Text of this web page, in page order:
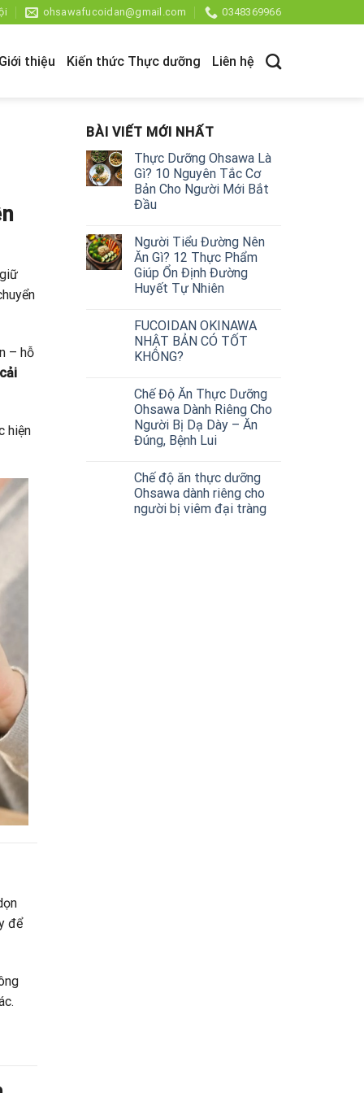
ohsawafucoidan@gmail.com 0348369966
thiệu Kiến thức Thực dưỡng Liên hệ
– hỗ
hiện
để
BÀI VIẾT MỚI NHẤT
Thực Dưỡng Ohsawa Là
Gì? 10 Nguyên Tắc Cơ
Bản Cho Người Mới Bắt
Đầu
Người Tiểu Đường Nên
Ăn Gì? 12 Thực Phẩm
Giúp Ổn Định Đường
Huyết Tự Nhiên
FUCOIDAN OKINAWA
NHẬT BẢN CÓ TỐT
KHÔNG?
Chế Độ Ăn Thực Dưỡng
Ohsawa Dành Riêng Cho
Người Bị Dạ Dày – Ăn
Đúng, Bệnh Lui
Chế độ ăn thực dưỡng
Ohsawa dành riêng cho
người bị viêm đại tràng